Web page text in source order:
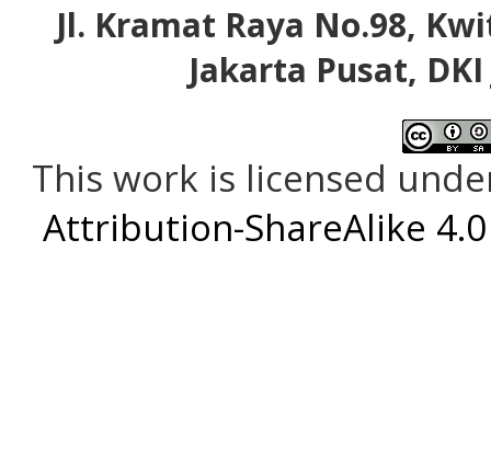
Jl. Kramat Raya No.98,
Jakarta Pusat,
This work is licensed
Attribution-ShareAlike